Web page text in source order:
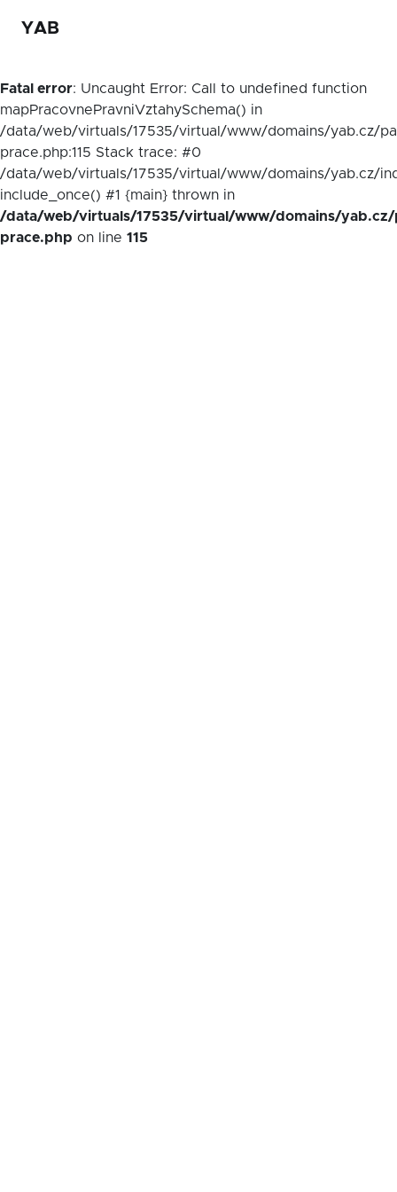
YAB
Fatal error: Uncaught Error: Call to undefined function
mapPracovnePravniVztahySchema() in
/data/web/virtuals/17535/virtual/www/domains/yab.cz/
prace.php:115 Stack trace: #0
/data/web/virtuals/17535/virtual/www/domains/yab.cz/
include_once() #1 {main} thrown in
/data/web/virtuals/17535/virtual/www/domains/yab.cz/
prace.php on line 115